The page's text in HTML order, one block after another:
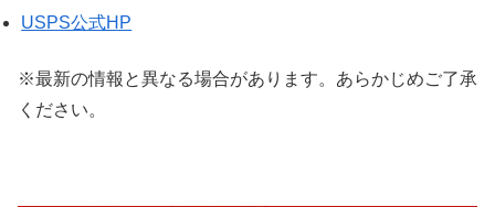
USPS公式HP
※最新の情報と異なる場合があります。あらかじめご了承
ください。